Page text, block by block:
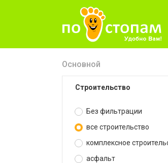
Основной
строительство
Без фильтрации
все строительство
комплексное
асфальт